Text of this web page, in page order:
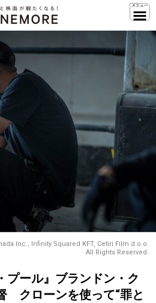
Inc., Infinity Squared KFT, Cetiri Film d.o.o.
All Rights Reserved.
プール』ブランドン・ク
クローンを使って“罪と